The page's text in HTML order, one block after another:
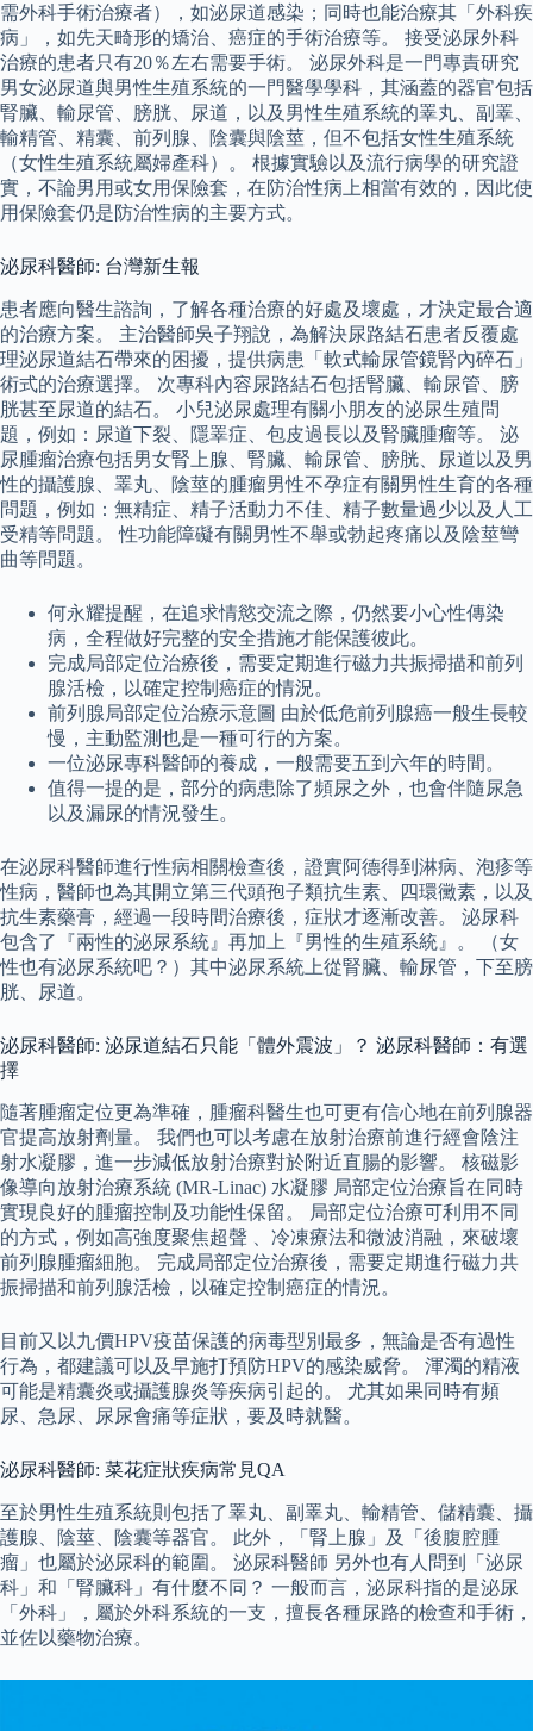
需外科手術治療者），如泌尿道感染；同時也能治療其「外科疾
病」，如先天畸形的矯治、癌症的手術治療等。 接受泌尿外科
治療的患者只有20％左右需要手術。 泌尿外科是一門專責研究
男女泌尿道與男性生殖系統的一門醫學學科，其涵蓋的器官包括
腎臟、輸尿管、膀胱、尿道，以及男性生殖系統的睪丸、副睪、
輸精管、精囊、前列腺、陰囊與陰莖，但不包括女性生殖系統
（女性生殖系統屬婦產科）。 根據實驗以及流行病學的研究證
實，不論男用或女用保險套，在防治性病上相當有效的，因此使
用保險套仍是防治性病的主要方式。
泌尿科醫師: 台灣新生報
患者應向醫生諮詢，了解各種治療的好處及壞處，才決定最合適
的治療方案。 主治醫師吳子翔說，為解決尿路結石患者反覆處
理泌尿道結石帶來的困擾，提供病患「軟式輸尿管鏡腎內碎石」
術式的治療選擇。 次專科內容尿路結石包括腎臟、輸尿管、膀
胱甚至尿道的結石。 小兒泌尿處理有關小朋友的泌尿生殖問
題，例如：尿道下裂、隱睪症、包皮過長以及腎臟腫瘤等。 泌
尿腫瘤治療包括男女腎上腺、腎臟、輸尿管、膀胱、尿道以及男
性的攝護腺、睪丸、陰莖的腫瘤男性不孕症有關男性生育的各種
問題，例如：無精症、精子活動力不佳、精子數量過少以及人工
受精等問題。 性功能障礙有關男性不舉或勃起疼痛以及陰莖彎
曲等問題。
何永耀提醒，在追求情慾交流之際，仍然要小心性傳染
病，全程做好完整的安全措施才能保護彼此。
完成局部定位治療後，需要定期進行磁力共振掃描和前列
腺活檢，以確定控制癌症的情況。
前列腺局部定位治療示意圖 由於低危前列腺癌一般生長較
慢，主動監測也是一種可行的方案。
一位泌尿專科醫師的養成，一般需要五到六年的時間。
值得一提的是，部分的病患除了頻尿之外，也會伴隨尿急
以及漏尿的情況發生。
在泌尿科醫師進行性病相關檢查後，證實阿德得到淋病、泡疹等
性病，醫師也為其開立第三代頭孢子類抗生素、四環黴素，以及
抗生素藥膏，經過一段時間治療後，症狀才逐漸改善。 泌尿科
包含了『兩性的泌尿系統』再加上『男性的生殖系統』。 （女
性也有泌尿系統吧？）其中泌尿系統上從腎臟、輸尿管，下至膀
胱、尿道。
泌尿科醫師: 泌尿道結石只能「體外震波」？ 泌尿科醫師：有選
擇
隨著腫瘤定位更為準確，腫瘤科醫生也可更有信心地在前列腺器
官提高放射劑量。 我們也可以考慮在放射治療前進行經會陰注
射水凝膠，進一步減低放射治療對於附近直腸的影響。 核磁影
像導向放射治療系統 (MR-Linac) 水凝膠 局部定位治療旨在同時
實現良好的腫瘤控制及功能性保留。 局部定位治療可利用不同
的方式，例如高強度聚焦超聲 、冷凍療法和微波消融，來破壞
前列腺腫瘤細胞。 完成局部定位治療後，需要定期進行磁力共
振掃描和前列腺活檢，以確定控制癌症的情況。
目前又以九價HPV疫苗保護的病毒型別最多，無論是否有過性
行為，都建議可以及早施打預防HPV的感染威脅。 渾濁的精液
可能是精囊炎或攝護腺炎等疾病引起的。 尤其如果同時有頻
尿、急尿、尿尿會痛等症狀，要及時就醫。
泌尿科醫師: 菜花症狀疾病常見QA
至於男性生殖系統則包括了睪丸、副睪丸、輸精管、儲精囊、攝
護腺、陰莖、陰囊等器官。 此外，「腎上腺」及「後腹腔腫
瘤」也屬於泌尿科的範圍。 泌尿科醫師 另外也有人問到「泌尿
科」和「腎臟科」有什麼不同？ 一般而言，泌尿科指的是泌尿
「外科」，屬於外科系統的一支，擅長各種尿路的檢查和手術，
並佐以藥物治療。